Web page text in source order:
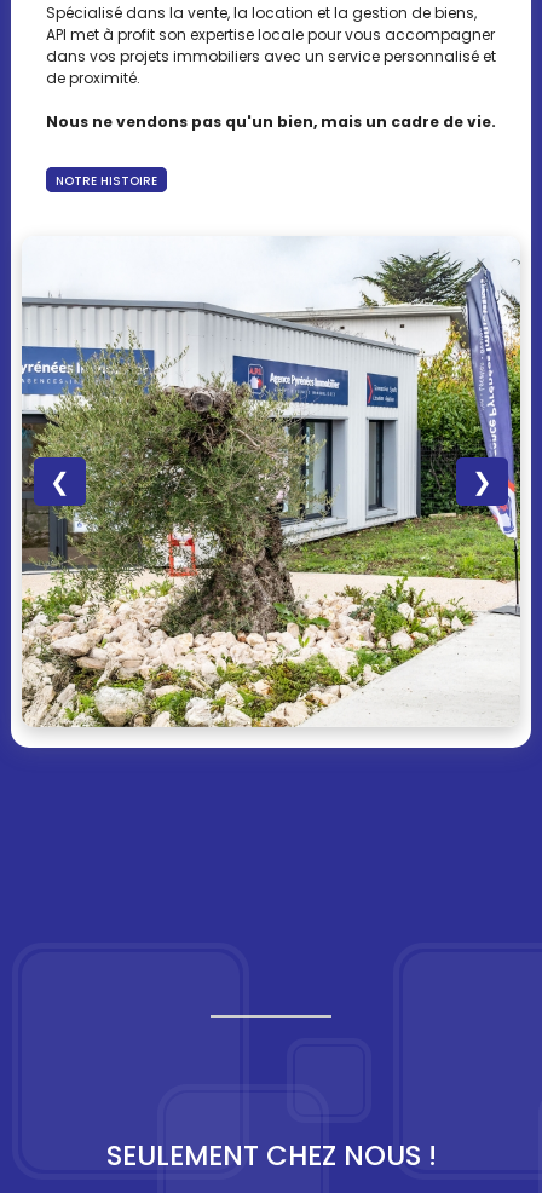
Spécialisé dans la vente, la location et la gestion de biens,
API met à profit son expertise locale pour vous accompagner
dans vos projets immobiliers avec un service personnalisé et
de proximité.
Nous ne vendons pas qu'un bien, mais un cadre de vie.
NOTRE HISTOIRE
❮ ❯
SEULEMENT CHEZ NOUS !